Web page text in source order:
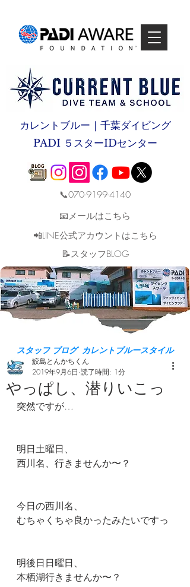
カレントブルー｜千葉ダイビング
PADI ５スターIDセンター
📞070-9199-4140
📧メールはこちら
📲LINE公式アカウントはこちら
​📝スタッフBLOG
スタッフ ブログ カレントブルースタイル
やっぱし、潜りいこっ
鮫島とんかちくん
2019年9月6日 読了時間: 1分
突然ですが…
明日土曜日、
西川名、行きませんか〜？
今日の西川名、
むちゃくちゃ良かったみたいですっ
明後日日曜日、
本栖湖行きませんか〜？